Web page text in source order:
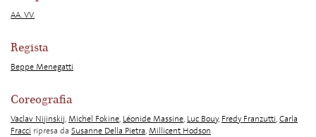
AA. VV.
Regista
Beppe Menegatti
Coreografia
Vaclav Nijinskij,Michel Fokine, Léonide Massine, Luc Bouy, Fredy Franzutti,Carla
Fracci ripresa da Susanne Della Pietra,Millicent Hodson